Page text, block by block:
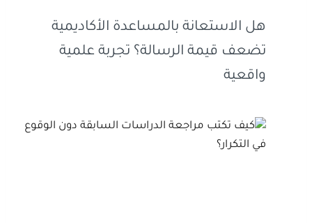
هل الاستعانة بالمساعدة الأكاديمية
تضعف قيمة الرسالة؟ تجربة علمية
واقعية